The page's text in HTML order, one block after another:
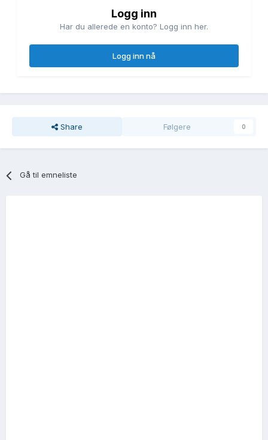
Logg inn
Har du allerede en konto? Logg inn her.
Logg inn nå
Share Følgere 0
Gå til emneliste